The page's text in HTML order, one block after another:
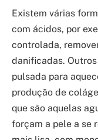
Existem várias
com ácidos, por
controlada,
danificadas.
pulsada para
produção de
que são aquelas
forçam a pele a se